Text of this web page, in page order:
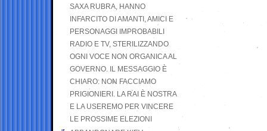
SAXA RUBRA, HANNO
INFARCITO DI AMANTI, AMICI E
PERSONAGGI IMPROBABILI
RADIO E TV, STERILIZZANDO
OGNI VOCE NON ORGANICA AL
GOVERNO. IL MESSAGGIO È
CHIARO: NON FACCIAMO
PRIGIONIERI. LA RAI È NOSTRA
E LA USEREMO PER VINCERE
LE PROSSIME ELEZIONI